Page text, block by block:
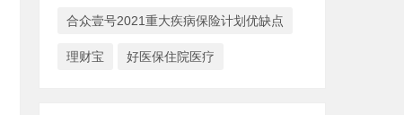
合众壹号2021重大疾病保险计划优缺点
理财宝 好医保住院医疗